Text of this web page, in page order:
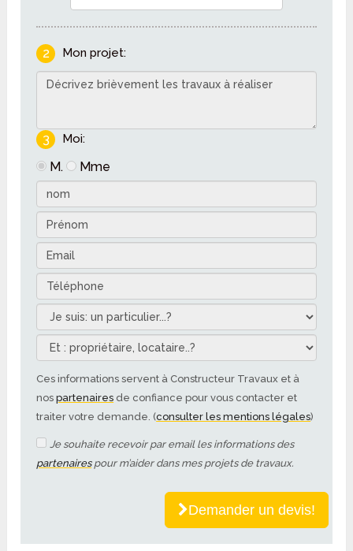
2 Mon projet:
3 Moi:
M. Mme
Ces informations servent à Constructeur Travaux et à
nospartenaires de confiance pour vous contacter et
traiter votre demande. (consulter les mentions légales)
Je souhaite recevoir par email les informations des
partenairespour m’aider dans mes projets de travaux.
Demander un devis!